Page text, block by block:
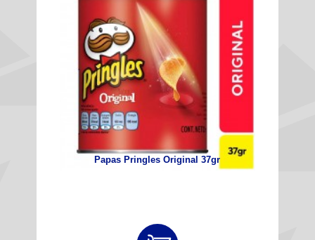
Papas Pringles Original 37gr